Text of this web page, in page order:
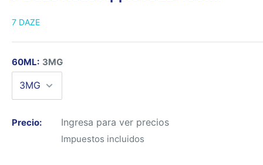
7 DAZE
60ML: 3MG
Precio: Ingresa para ver precios
Impuestos incluidos